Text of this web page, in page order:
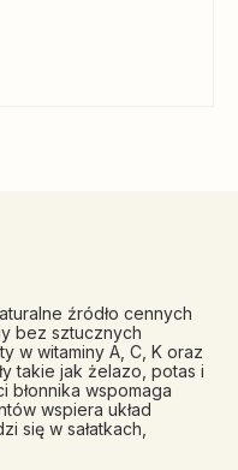
źródło cennych
bez sztucznych
w witaminy A, C, K oraz
takie jak żelazo, potas i
błonnika wspomaga
wspiera układ
się w sałatkach,